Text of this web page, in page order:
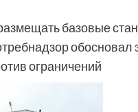
базовые
обосновал
ограничений